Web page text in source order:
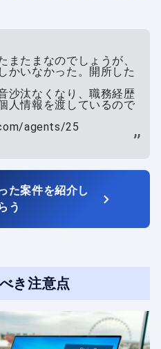
またまなのでしょうが、
かいなかった。開所した
沙汰なくなり、職務経歴
人情報を渡しているので
agents/25
た案件を紹介し
う
き注意点